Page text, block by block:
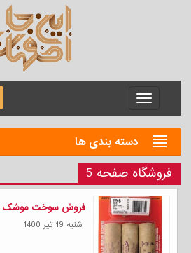
Menu
دسته بندی ها
فروشگاه صفحه 5
فروش سوخت موشک از
شنبه 19 تیر 1400